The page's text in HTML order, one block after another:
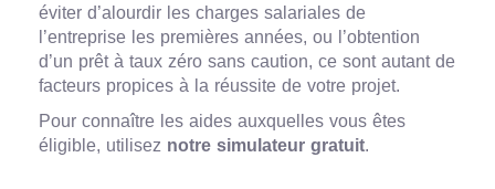
éviter d’alourdir les charges salariales de
l’entreprise les premières années, ou l’obtention
d’un prêt à taux zéro sans caution, ce sont autant de
facteurs propices à la réussite de votre projet.
Pour connaître les aides auxquelles vous êtes
éligible, utilisez notre simulateur gratuit.